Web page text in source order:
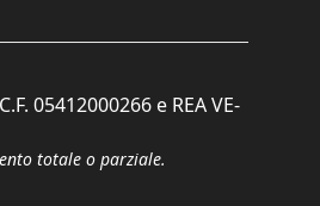
05412000266 e REA VE-
totale o parziale.